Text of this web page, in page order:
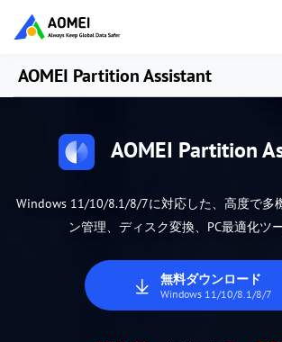
AOMEI Partition Assistant
AOMEI Partition
Windows 11/10/8.1/8/7に対応した、高度で多
ン管理、ディスク変換、PC最適化ツ
無料ダウンロード
Windows 11/10/8.1/8/7